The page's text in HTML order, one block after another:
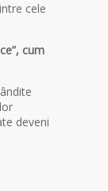
cele
cum
deveni